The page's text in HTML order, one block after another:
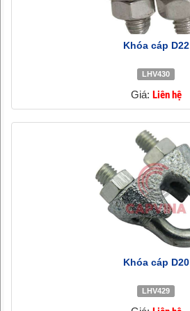
Khóa cáp D22
LHV430
Giá: Liên hệ
Khóa cáp D20
LHV429